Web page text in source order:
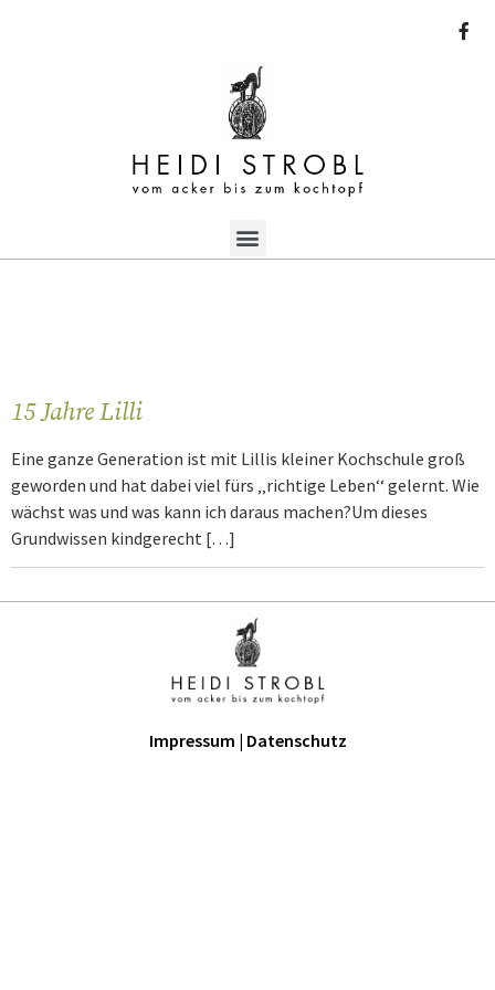
15 Jahre Lilli
Eine ganze Generation ist mit Lillis kleiner Kochschule groß
geworden und hat dabei viel fürs ‚‚richtige Leben‘‘ gelernt. Wie
wächst was und was kann ich daraus machen?Um dieses
Grundwissen kindgerecht […]
Impressum | Datenschutz